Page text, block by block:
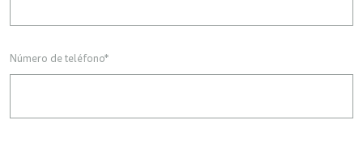
Número de teléfono*